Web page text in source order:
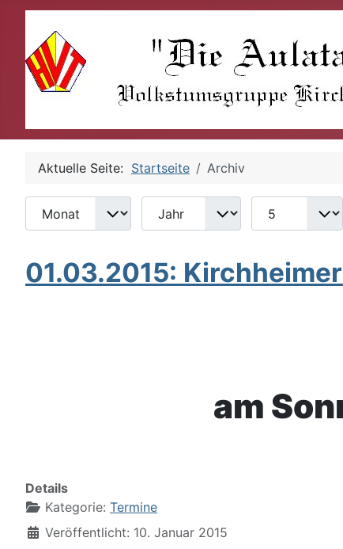
Aktuelle Seite: Startseite Archiv
Filter
Monat Jahr Anzeige #
01.03.2015:
am
Details
Kategorie: Termine
Veröffentlicht: 10. Januar 2015